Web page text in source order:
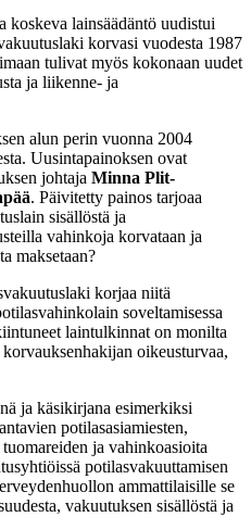
koskeva lainsäädäntö uudistui
korvasi vuodesta 1987
tulivat myös kokonaan uudet
ja liikenne- ja
alun perin vuonna 2004
Uusintapainoksen ovat
johtaja Minna Plit-
. Päivitetty painos tarjoaa
sisällöstä ja
vahinkoja korvataan ja
maksetaan?
korjaa niitä
soveltamisessa
laintulkinnat on monilta
oikeusturvaa,
ja käsikirjana esimerkiksi
potilasasiamiesten,
ja vahinkoasioita
potilasvakuuttamisen
ammattilaisille se
vakuutuksen sisällöstä ja